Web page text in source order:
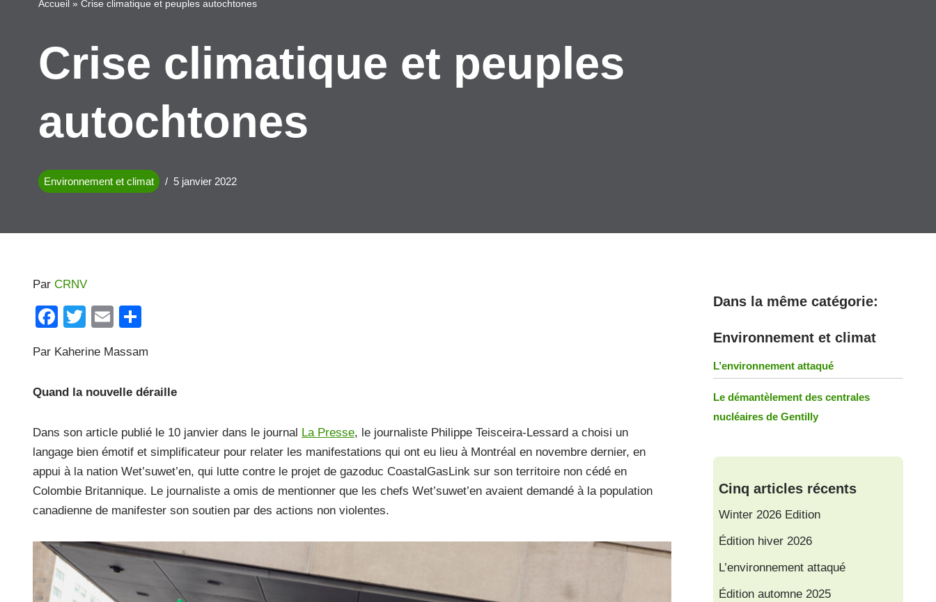
Accueil » Crise climatique et peuples autochtones
Crise climatique et peuples
autochtones
Environnement et climat 5 janvier 2022
Par CRNV
F
c
e
o
o
k
T
tt
er
E
ail ta
g
Par Kaherine Massam
Quand la nouvelle déraille
Dans son article publié le 10 janvier dans le journal La Presse, le journaliste Philippe Teisceira-Lessard a choisi un
langage bien émotif et simplificateur pour relater les manifestations qui ont eu lieu à Montréal en novembre dernier, en
appui à la nation Wet’suwet’en, qui lutte contre le projet de gazoduc CoastalGasLink sur son territoire non cédé en
Colombie Britannique. Le journaliste a omis de mentionner que les chefs Wet’suwet’en avaient demandé à la population
canadienne de manifester son soutien par des actions non violentes.
Dans la même catégorie:
Environnement et climat
L’environnement attaqué
Le démantèlement des centrales
nucléaires de Gentilly
Cinq articles récents
Winter 2026 Edition
Édition hiver 2026
L’environnement attaqué
Édition automne 2025